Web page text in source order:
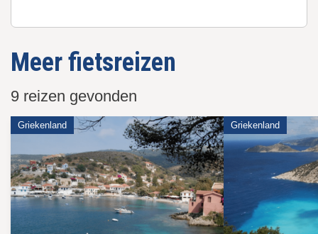
Meer fietsreizen
9 reizen gevonden
Griekenland Griekenland